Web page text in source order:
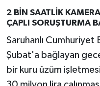
2 BİN SAATLİK
ÇAPLI SORUŞTURMA
Saruhanlı Cumhuriyet
Şubat'a bağlayan
bir kuru üzüm